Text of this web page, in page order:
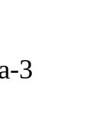
3